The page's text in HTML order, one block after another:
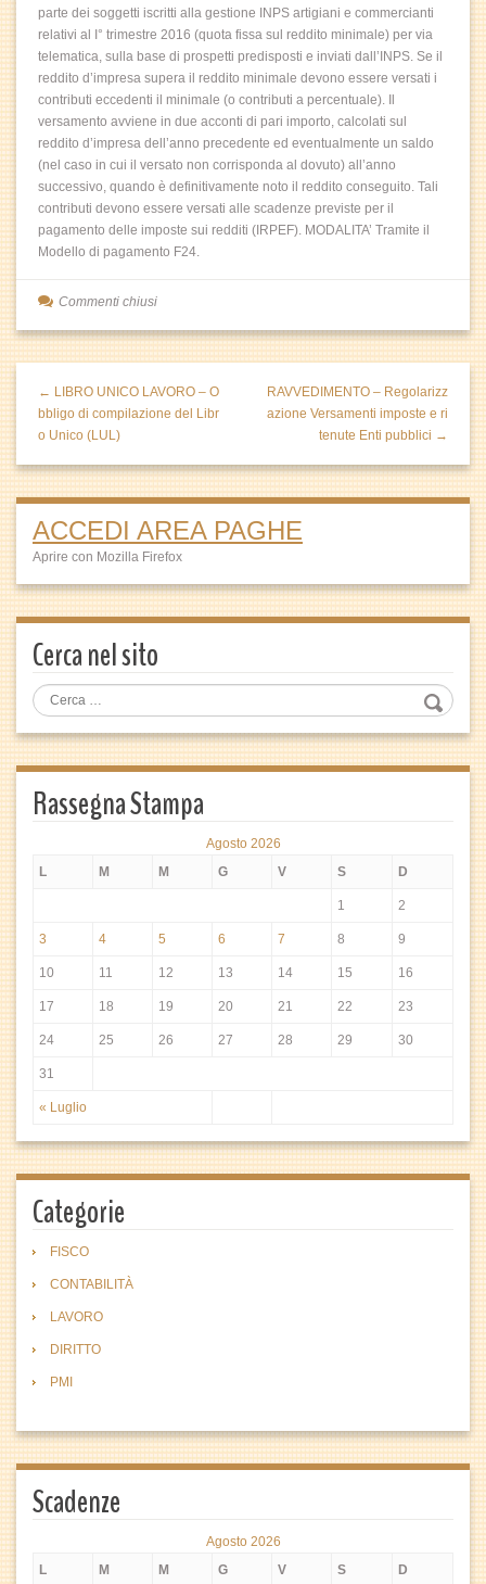
parte dei soggetti iscritti alla gestione INPS artigiani e commercianti
relativi al I° trimestre 2016 (quota fissa sul reddito minimale) per via
telematica, sulla base di prospetti predisposti e inviati dall’INPS. Se il
reddito d’impresa supera il reddito minimale devono essere versati i
contributi eccedenti il minimale (o contributi a percentuale). Il
versamento avviene in due acconti di pari importo, calcolati sul
reddito d’impresa dell’anno precedente ed eventualmente un saldo
(nel caso in cui il versato non corrisponda al dovuto) all’anno
successivo, quando è definitivamente noto il reddito conseguito. Tali
contributi devono essere versati alle scadenze previste per il
pagamento delle imposte sui redditi (IRPEF). MODALITA’ Tramite il
Modello di pagamento F24.
Commenti chiusi
← LIBRO UNICO LAVORO – O
bbligo di compilazione del Libr
o Unico (LUL)
RAVVEDIMENTO – Regolarizz
azione Versamenti imposte e ri
tenute Enti pubblici →
ACCEDI AREA PAGHE
Aprire con Mozilla Firefox
Cerca nel sito
Rassegna Stampa
Agosto 2026
L
M M G V S D
« Luglio
1 2
3 4 5 6 7 8 9
10 11 12 13 14 15 16
17 18 19 20 21 22 23
24 25 26 27 28 29 30
31
Categorie
FISCO
CONTABILITÀ
LAVORO
DIRITTO
PMI
Scadenze
Agosto 2026
L
M M G V S D